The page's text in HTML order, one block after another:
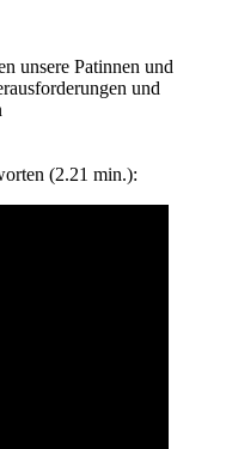
unsere Patinnen und
und
(2.21 min.):